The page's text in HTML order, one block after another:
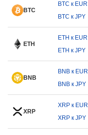
BTC
BTC к EUR
BTC к JPY
ETH
ETH к EUR
ETH к JPY
BNB
BNB к EUR
BNB к JPY
XRP
XRP к EUR
XRP к JPY